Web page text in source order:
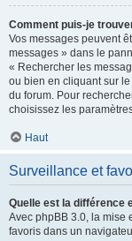
Comment puis-je
Vos messages peuvent
messages » dans le
« Rechercher les
ou bien en cliquant sur
du forum. Pour
choisissez les
Haut
Surveillance et
Quelle est la différence
Avec phpBB 3.0, la mise
favoris dans un